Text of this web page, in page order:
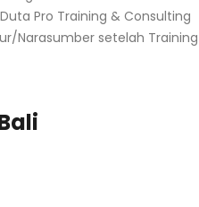
Pro Training & Consulting
Narasumber setelah Training